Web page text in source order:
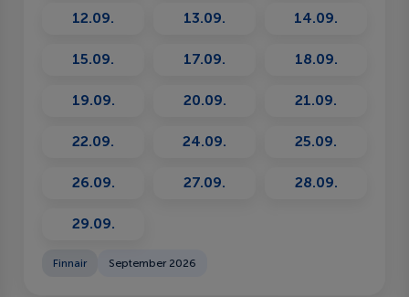
12.09. 13.09. 14.09.
15.09. 17.09. 18.09.
19.09. 20.09. 21.09.
22.09. 24.09. 25.09.
26.09. 27.09. 28.09.
29.09.
Finnair September 2026